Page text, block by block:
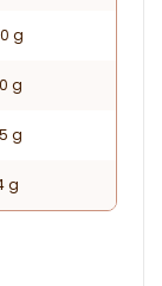
g
g
g
g